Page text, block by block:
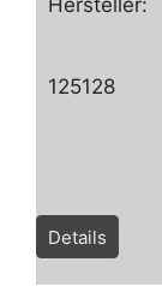
125128
Details